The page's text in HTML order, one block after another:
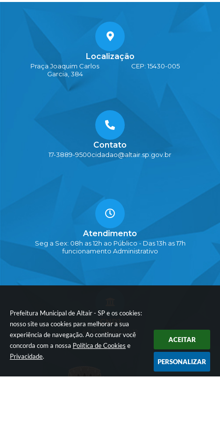
Prefeitura Municipal de Altair - SP e os cookies:
nosso site usa cookies para melhorar a sua
experiência de navegação. Ao continuar você
concorda com a nossa Política de Cookies e
Privacidade.
ACEITAR
PERSONALIZAR
Localização
Praça Joaquim Carlos
Garcia, 384
CEP: 15430-005
Contato
17-3889-9500cidadao@altair.sp.gov.br
Atendimento
Seg a Sex: 08h as 12h ao Público - Das 13h as 17h
funcionamento Administrativo
CNPJ
45.152.782/0001-12